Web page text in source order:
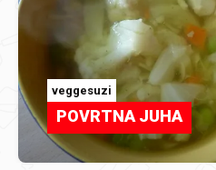
veggesuzi
POVRTNA JUHA